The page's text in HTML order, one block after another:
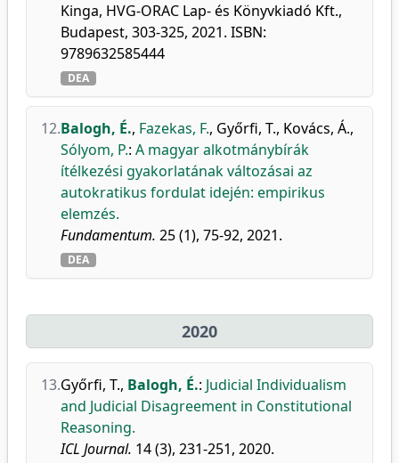
Kinga, HVG-ORAC Lap- és Könyvkiadó Kft.,
Budapest, 303-325, 2021. ISBN:
9789632585444
DEA
12.Balogh, É., Fazekas, F., Győrfi, T., Kovács, Á.,
Sólyom, P.: A magyar alkotmánybírák
ítélkezési gyakorlatának változásai az
autokratikus fordulat idején: empirikus
elemzés.
Fundamentum. 25 (1), 75-92, 2021.
DEA
2020
13.Győrfi, T., Balogh, É.: Judicial Individualism
and Judicial Disagreement in Constitutional
Reasoning.
ICL Journal. 14 (3), 231-251, 2020.